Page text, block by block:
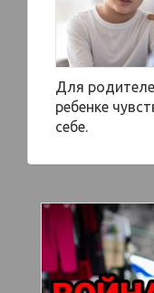
Для
ребенке
себе.